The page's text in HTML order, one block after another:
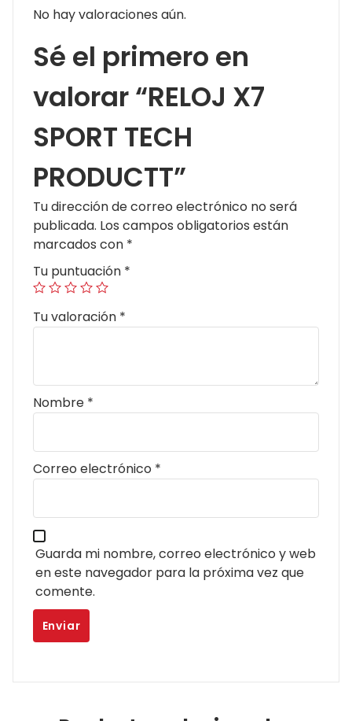
No hay valoraciones aún.
Sé el primero en
valorar “RELOJ X7
SPORT TECH
PRODUCTT”
Tu dirección de correo electrónico no será
publicada. Los campos obligatorios están
marcados con *
Tu puntuación *
Tu valoración *
Nombre *
Correo electrónico *
Guarda mi nombre, correo electrónico y web
en este navegador para la próxima vez que
comente.